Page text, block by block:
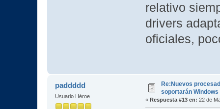
relativo
drivers
oficiales,
paddddd
Usuario Héroe
Re:Nuevos
soportarán Windows
« Respuesta #13 en: 22 de